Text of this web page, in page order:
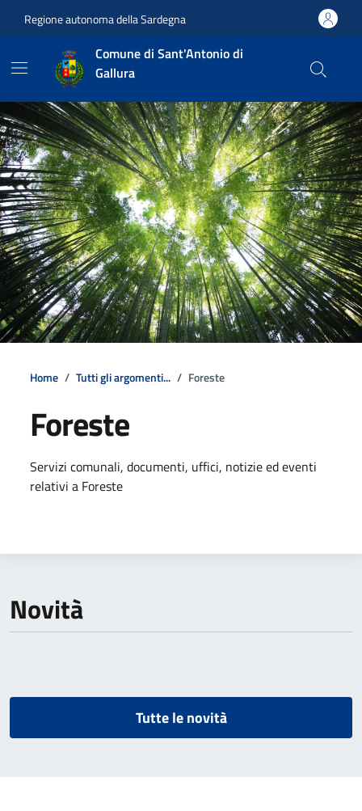
Regione autonoma della Sardegna
Comune di Sant'Antonio di
Gallura
Home Tutti gli argomenti... Foreste
Foreste
Dettagli della notizia
Servizi comunali, documenti, uffici, notizie ed eventi
relativi a Foreste
Novità
Tutte le novità